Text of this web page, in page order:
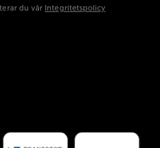
du vår Integritetspolicy